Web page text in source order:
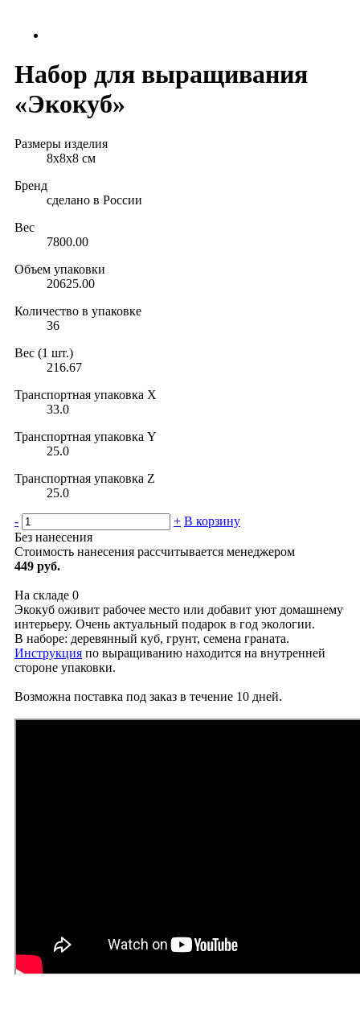
Набор для выращивания
«Экокуб»
Размеры изделия
8х8х8 см
Бренд
сделано в России
Вес
7800.00
Объем упаковки
20625.00
Количество в упаковке
36
Вес (1 шт.)
216.67
Транспортная упаковка X
33.0
Транспортная упаковка Y
25.0
Транспортная упаковка Z
25.0
- + В корзину
Без нанесения
Стоимость нанесения рассчитывается менеджером
449 руб.
На складе 0
Экокуб оживит рабочее место или добавит уют домашнему
интерьеру. Очень актуальный подарок в год экологии.
В наборе: деревянный куб, грунт, семена граната.
Инструкция по выращиванию находится на внутренней
стороне упаковки.
Возможна поставка под заказ в течение 10 дней.